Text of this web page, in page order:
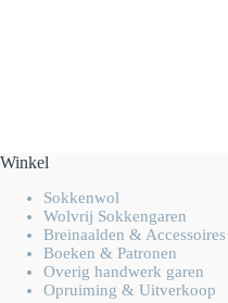
Winkel
Sokkenwol
Wolvrij Sokkengaren
Breinaalden & Accessoires
Boeken & Patronen
Overig handwerk garen
Opruiming & Uitverkoop